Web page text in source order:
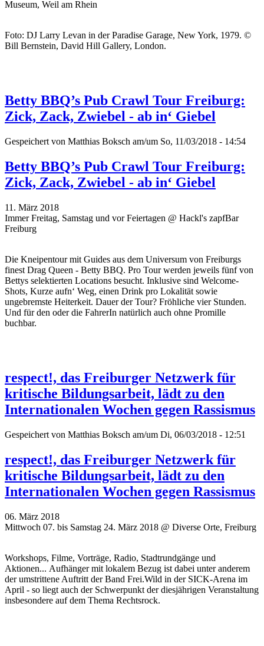
Museum, Weil am Rhein
Foto: DJ Larry Levan in der Paradise Garage, New York, 1979. ©
Bill Bernstein, David Hill Gallery, London.
Betty BBQ’s Pub Crawl Tour Freiburg:
Zick, Zack, Zwiebel - ab in‘ Giebel
Gespeichert von Matthias Boksch am/um So, 11/03/2018 - 14:54
Betty BBQ’s Pub Crawl Tour Freiburg:
Zick, Zack, Zwiebel - ab in‘ Giebel
11. März 2018
Immer Freitag, Samstag und vor Feiertagen @ Hackl's zapfBar
Freiburg
Die Kneipentour mit Guides aus dem Universum von Freiburgs
finest Drag Queen - Betty BBQ. Pro Tour werden jeweils fünf von
Bettys selektierten Locations besucht. Inklusive sind Welcome-
Shots, Kurze aufn‘ Weg, einen Drink pro Lokalität sowie
ungebremste Heiterkeit. Dauer der Tour? Fröhliche vier Stunden.
Und für den oder die FahrerIn natürlich auch ohne Promille
buchbar.
respect!, das Freiburger Netzwerk für
kritische Bildungsarbeit, lädt zu den
Internationalen Wochen gegen Rassismus
Gespeichert von Matthias Boksch am/um Di, 06/03/2018 - 12:51
respect!, das Freiburger Netzwerk für
kritische Bildungsarbeit, lädt zu den
Internationalen Wochen gegen Rassismus
06. März 2018
Mittwoch 07. bis Samstag 24. März 2018 @ Diverse Orte, Freiburg
Workshops, Filme, Vorträge, Radio, Stadtrundgänge und
Aktionen... Aufhänger mit lokalem Bezug ist dabei unter anderem
der umstrittene Auftritt der Band Frei.Wild in der SICK-Arena im
April - so liegt auch der Schwerpunkt der diesjährigen Veranstaltung
insbesondere auf dem Thema Rechtsrock.